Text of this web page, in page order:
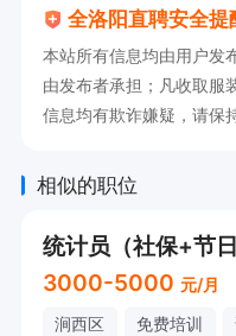
全洛阳直聘安全提
本站所有信息均由用户发
由发布者承担；凡收取服
信息均有欺诈嫌疑，请保
相似的职位
统计员（社保+节日
3000-5000 元/月
涧西区 免费培训